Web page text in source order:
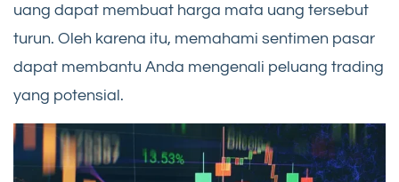
uang dapat membuat harga mata uang tersebut
turun. Oleh karena itu, memahami sentimen pasar
dapat membantu Anda mengenali peluang trading
yang potensial.